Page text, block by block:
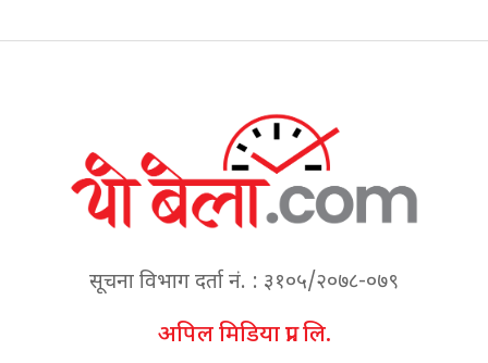
सूचना विभाग दर्ता नं. : ३१०५/२०७८-०७९
अपिल मिडिया प्रा. लि.